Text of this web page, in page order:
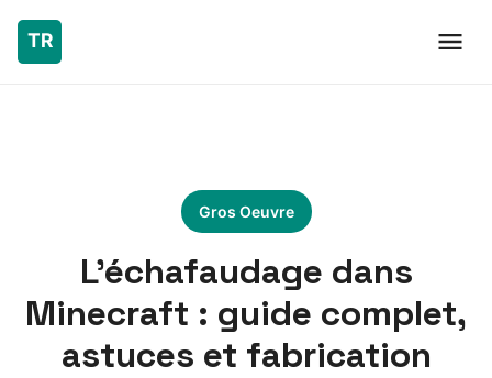
Gros Oeuvre
L’échafaudage dans
Minecraft : guide complet,
astuces et fabrication